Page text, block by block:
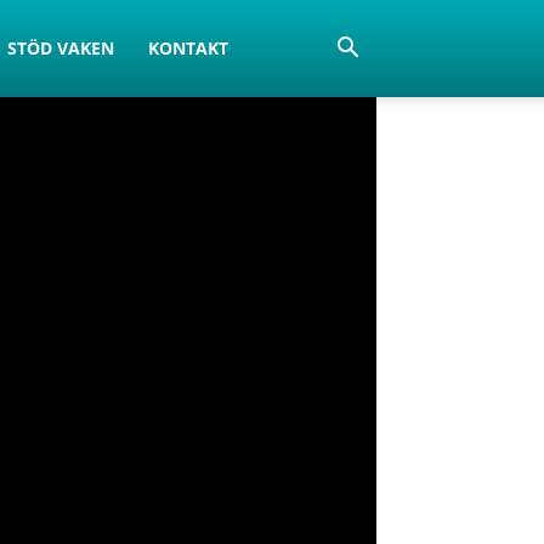
STÖD VAKEN KONTAKT